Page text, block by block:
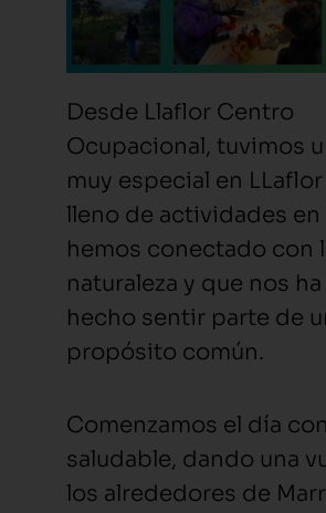
Desde Llaflor Centro
Ocupacional, tuvimos
muy especial en LLaflor
lleno de actividades en
hemos conectado con
naturaleza y que nos ha
hecho sentir parte de
propósito común.
Comenzamos el día
saludable, dando una
los alrededores de